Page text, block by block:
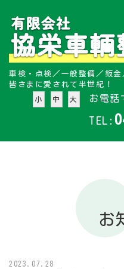
車検・点検／一般整備／鈑
皆さまに愛されて半世紀！
お電話
TEL:
小 中 大
お
2023.07.28